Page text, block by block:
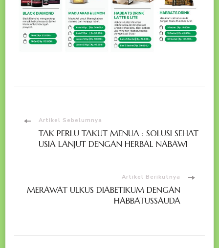
Navigasi
Artikel
Artikel Sebelumnya
TAK PERLU TAKUT MENUA : SOLUSI SEHAT
USIA LANJUT DENGAN HERBAL NABAWI
Artikel Berikutnya
MERAWAT ULKUS DIABETIKUM DENGAN
HABBATUSSAUDA